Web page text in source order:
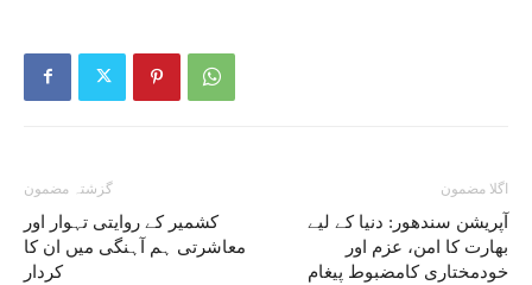
گزشتہ مضمون
کشمیر کے روایتی تہوار اور
معاشرتی ہم آہنگی میں ان کا
کردار
اگلا مضمون
آپریشن سندھور: دنیا کے لیے
بھارت کا امن، عزم اور
خودمختاری کامضبوط پیغام